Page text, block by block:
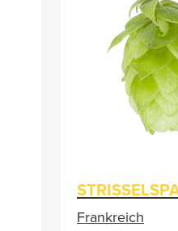
Frankreich